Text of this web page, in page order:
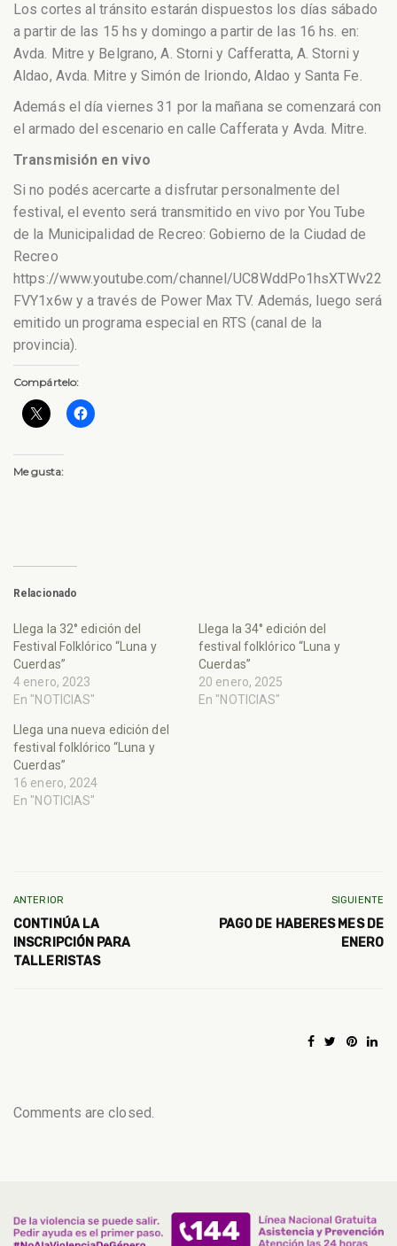
Los cortes al tránsito estarán dispuestos los días sábado
a partir de las 15 hs y domingo a partir de las 16 hs. en:
Avda. Mitre y Belgrano, A. Storni y Cafferatta, A. Storni y
Aldao, Avda. Mitre y Simón de Iriondo, Aldao y Santa Fe.
Además el día viernes 31 por la mañana se comenzará con
el armado del escenario en calle Cafferata y Avda. Mitre.
Transmisión en vivo
Si no podés acercarte a disfrutar personalmente del
festival, el evento será transmitido en vivo por You Tube
de la Municipalidad de Recreo: Gobierno de la Ciudad de
Recreo
https://www.youtube.com/channel/UC8WddPo1hsXTWv22
FVY1x6w y a través de Power Max TV. Además, luego será
emitido un programa especial en RTS (canal de la
provincia).
Compártelo:
Me gusta:
Relacionado
Llega la 32° edición del
Festival Folklórico “Luna y
Cuerdas”
4 enero, 2023
En "NOTICIAS"
Llega la 34° edición del
festival folklórico “Luna y
Cuerdas”
20 enero, 2025
En "NOTICIAS"
Llega una nueva edición del
festival folklórico “Luna y
Cuerdas”
16 enero, 2024
En "NOTICIAS"
ANTERIOR
CONTINÚA LA
INSCRIPCIÓN PARA
TALLERISTAS
SIGUIENTE
PAGO DE HABERES MES DE
ENERO
Comments are closed.